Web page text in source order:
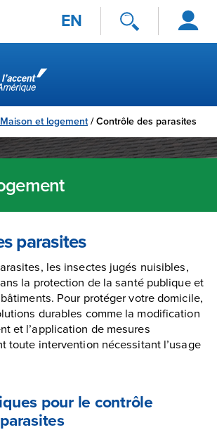
principal EN
Se
connecter
Maison et logement/Contrôle des parasites
parasites
les insectes jugés nuisibles,
la protection de la santé publique et
Pour protéger votre domicile,
durables comme la modification
et l’application de mesures
toute intervention nécessitant l’usage
pour le contrôle